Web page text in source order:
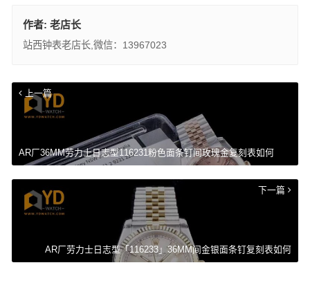
作者: 老店长
站西钟表老店长,微信：13967023
上一篇
AR厂36MM劳力士日志型116231粉色面条钉间玫瑰金复刻表如何
下一篇
AR厂劳力士日志型「116233」36MM间金银面条钉复刻表如何